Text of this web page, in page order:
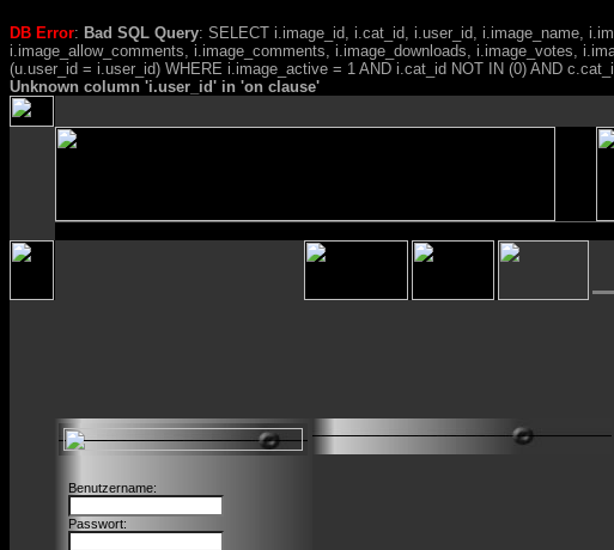
DB Error: Bad SQL Query: SELECT i.image_id, i.cat_id, i.user_id, i.image_name,
i.image_allow_comments, i.image_comments, i.image_downloads, i.image_votes,
(u.user_id = i.user_id) WHERE i.image_active = 1 AND i.cat_id NOT IN (0) AND
Unknown column 'i.user_id' in 'on clause'
Benutzername:
Passwort: